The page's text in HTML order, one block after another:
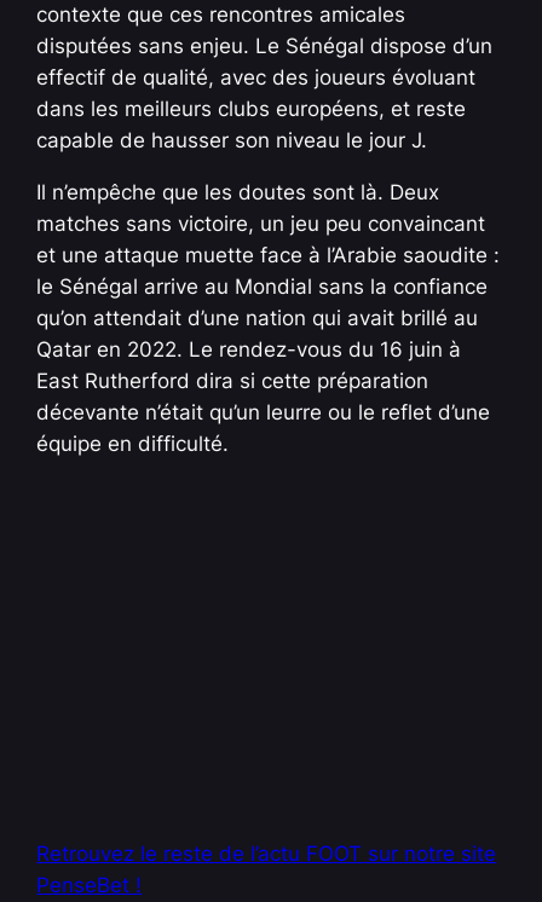
contexte que ces rencontres amicales
disputées sans enjeu. Le Sénégal dispose d’un
effectif de qualité, avec des joueurs évoluant
dans les meilleurs clubs européens, et reste
capable de hausser son niveau le jour J.
Il n’empêche que les doutes sont là. Deux
matches sans victoire, un jeu peu convaincant
et une attaque muette face à l’Arabie saoudite :
le Sénégal arrive au Mondial sans la confiance
qu’on attendait d’une nation qui avait brillé au
Qatar en 2022. Le rendez-vous du 16 juin à
East Rutherford dira si cette préparation
décevante n’était qu’un leurre ou le reflet d’une
équipe en difficulté.
Retrouvez le reste de l’actu FOOT sur notre site
PenseBet !